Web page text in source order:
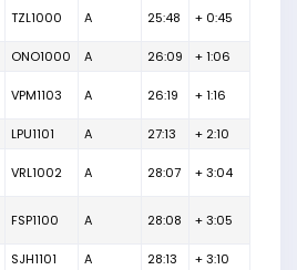
TZL1000 A 25:48 + 0:45
ONO1000 A 26:09 + 1:06
VPM1103 A 26:19 + 1:16
LPU1101 A 27:13 + 2:10
VRL1002 A 28:07 + 3:04
FSP1100 A 28:08 + 3:05
SJH1101 A 28:13 + 3:10